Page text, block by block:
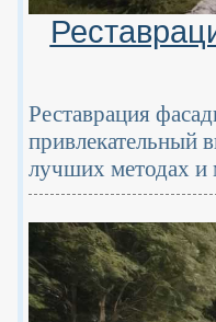
Реставрация
привлекательный
лучших методах и